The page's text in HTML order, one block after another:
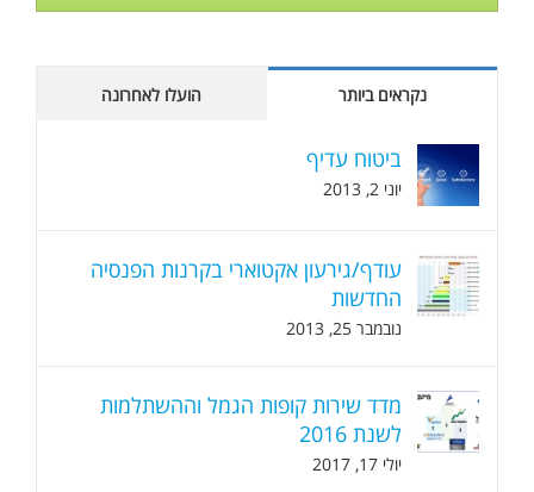
נקראים ביותר הועלו לאחרונה
ביטוח עדיף
יוני 2, 2013
עודף/גירעון אקטוארי בקרנות הפנסיה
החדשות
נובמבר 25, 2013
מדד שירות קופות הגמל וההשתלמות
לשנת 2016
יולי 17, 2017